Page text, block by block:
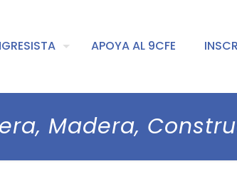
APOYA AL 9CFE
Madera,